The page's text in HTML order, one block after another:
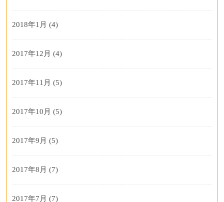
2018年1月 (4)
2017年12月 (4)
2017年11月 (5)
2017年10月 (5)
2017年9月 (5)
2017年8月 (7)
2017年7月 (7)